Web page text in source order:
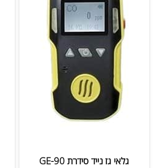
גלאי גז נייד סידרת GE-90